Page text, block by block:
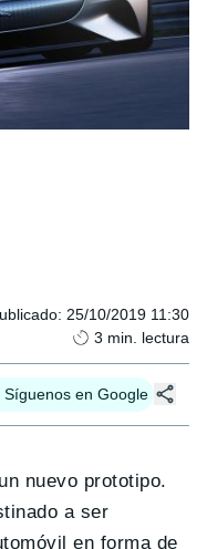
: 25/10/2019 11:30
3 min. lectura
Síguenos en Google
nuevo prototipo.
a ser
en forma de